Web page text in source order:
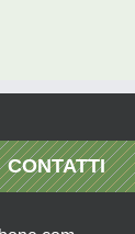
CONTATTI